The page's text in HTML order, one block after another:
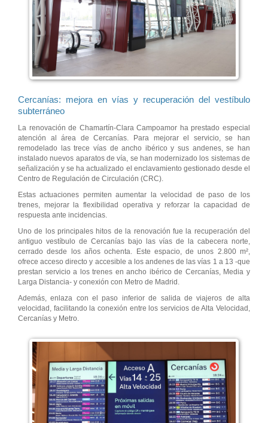
Cercanías: mejora en vías y recuperación del vestíbulo
subterráneo
La renovación de Chamartín-Clara Campoamor ha prestado especial
atención al área de Cercanías. Para mejorar el servicio, se han
remodelado las trece vías de ancho ibérico y sus andenes, se han
instalado nuevos aparatos de vía, se han modernizado los sistemas de
señalización y se ha actualizado el enclavamiento gestionado desde el
Centro de Regulación de Circulación (CRC).
Estas actuaciones permiten aumentar la velocidad de paso de los
trenes, mejorar la flexibilidad operativa y reforzar la capacidad de
respuesta ante incidencias.
Uno de los principales hitos de la renovación fue la recuperación del
antiguo vestíbulo de Cercanías bajo las vías de la cabecera norte,
cerrado desde los años ochenta. Este espacio, de unos 2.800 m²,
ofrece acceso directo y accesible a los andenes de las vías 1 a 13 -que
prestan servicio a los trenes en ancho ibérico de Cercanías, Media y
Larga Distancia- y conexión con Metro de Madrid.
Además, enlaza con el paso inferior de salida de viajeros de alta
velocidad, facilitando la conexión entre los servicios de Alta Velocidad,
Cercanías y Metro.